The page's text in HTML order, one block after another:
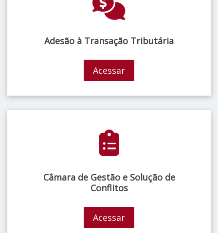
Adesão à Transação Tributária
Acessar
Câmara de Gestão e Solução de
Conflitos
Acessar